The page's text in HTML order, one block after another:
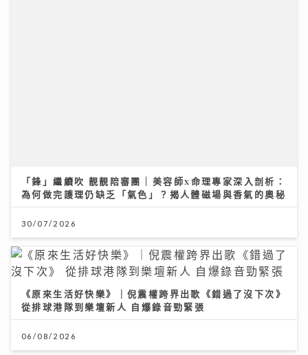
「鋒」繼續吹 靚靚陪審團 | 美容師x命理專家深入剖析：
為何做完護理仍缺乏「氣色」？揭人體磁場與香氣的奧秘
30/07/2026
《原來生活好快樂》｜倪震權跨界出歌《錯過了沒下次》
從排球港隊到樂壇新人 自爆錄音勁緊張
06/08/2026